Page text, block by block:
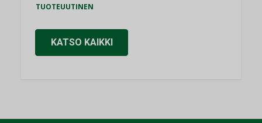
TUOTEUUTINEN
KATSO KAIKKI